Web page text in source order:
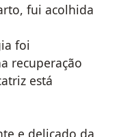
fui acolhida
foi
recuperação
está
e delicado da